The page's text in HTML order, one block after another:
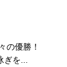
の優勝！
を...